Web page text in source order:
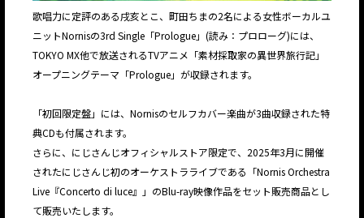
歌唱力に定評のある戌亥とこ、町田ちまの2名による女性ボーカルユ
ニットNornisの3rd Single「Prologue」(読み：プロローグ)には、
TOKYO MX他で放送されるTVアニメ「素材採取家の異世界旅行記」
オープニングテーマ「Prologue」が収録されます。
「初回限定盤」には、Nornisのセルフカバー楽曲が3曲収録された特
典CDも付属されます。
さらに、にじさんじオフィシャルストア限定で、2025年3月に開催
されたにじさんじ初のオーケストラライブである「Nornis Orchestra
Live『Concerto di luce』」のBlu-ray映像作品をセット販売商品とし
て販売いたします。